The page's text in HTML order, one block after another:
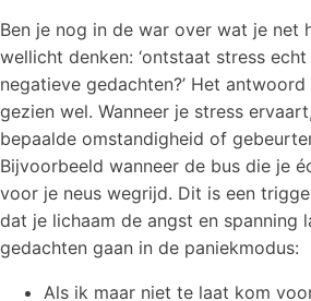
Ben je nog in de war over wat je net
wellicht denken: ‘ontstaat stress
negatieve gedachten?’ Het
gezien wel. Wanneer je stress
bepaalde omstandigheid of
Bijvoorbeeld wanneer de bus die je
voor je neus wegrijd. Dit is een
dat je lichaam de angst en spanning
gedachten gaan in de paniekmodus:
Als ik maar niet te laat kom